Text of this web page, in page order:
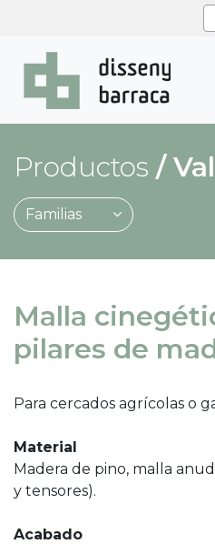
Productos /
Familias
Malla
pilares de
Para cercados agrícolas o
Material
Madera de pino, malla
y tensores).
Acabado